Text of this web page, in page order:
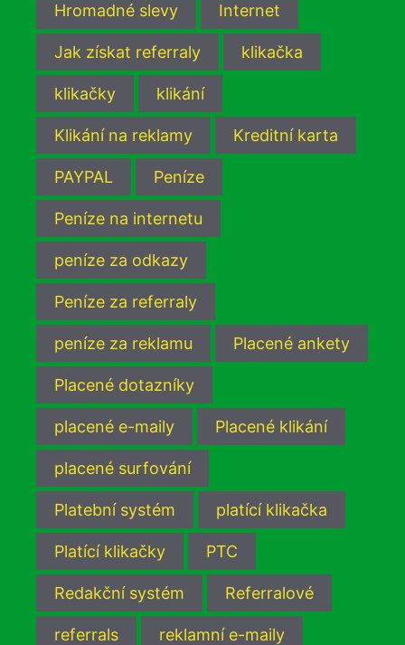
Hromadné slevy Internet
Jak získat referraly klikačka
klikačky klikání
Klikání na reklamy Kreditní karta
PAYPAL Peníze
Peníze na internetu
peníze za odkazy
Peníze za referraly
peníze za reklamu Placené ankety
Placené dotazníky
placené e-maily Placené klikání
placené surfování
Platební systém platící klikačka
Platící klikačky PTC
Redakční systém Referralové
referrals reklamní e-maily